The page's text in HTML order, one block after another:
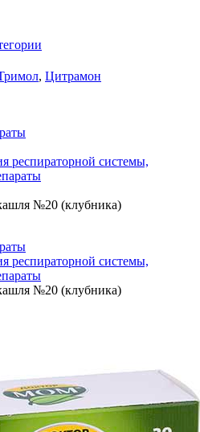
, Цитрамон
респираторной системы,
№20 (клубника)
респираторной системы,
№20 (клубника)